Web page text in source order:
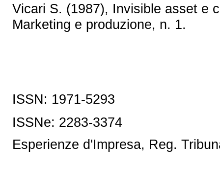
Vicari S. (1987), Invisible asset e
Marketing e produzione, n. 1.
ISSN: 1971-5293
ISSNe: 2283-3374
Esperienze d'Impresa, Reg.